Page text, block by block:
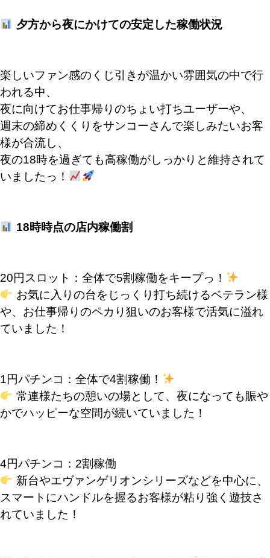
夕方から夜にかけての安定した稼働状況
楽しいファン感のくじ引きが温かい雰囲気の中で行
われる中、
夜に向けてお仕事帰りのちょい打ちユーザーや、
週末の締めくくりをサンコーさんで楽しみたいお客
様が合流し、
夜の18時を過ぎても高稼働がしっかりと維持されて
いましたっ！
18時時点の店内稼働割
20円スロット：全体で5割稼働をキープっ！
お気に入りの台をじっくり打ち続けるベテラン様
や、お仕事帰りのペカり狙いのお客様で活気に溢れ
ていました！
1円パチンコ：全体で4割稼働！
常連様たちの憩いの場として、夜になっても賑や
かでハッピーな空間が続いていました！
4円パチンコ：2割稼働
新台やエヴァンゲリオンシリーズなどを中心に、
スマートにハンドルを握るお客様が粘り強く遊技さ
れていました！